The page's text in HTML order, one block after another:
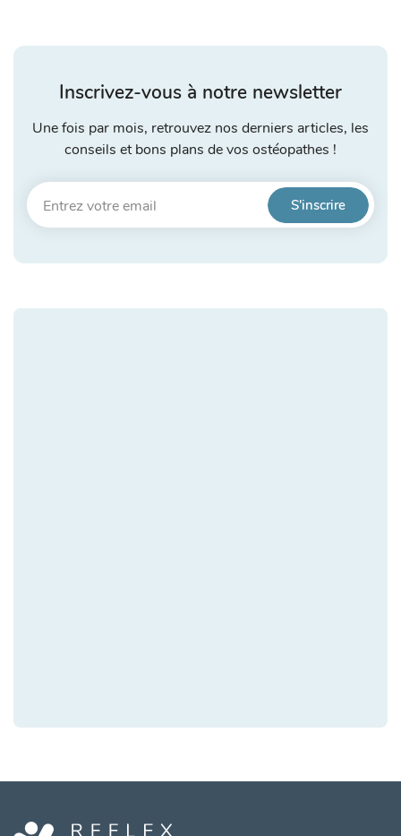
Inscrivez-vous à notre newsletter
Une fois par mois, retrouvez nos derniers articles, les
conseils et bons plans de vos ostéopathes !